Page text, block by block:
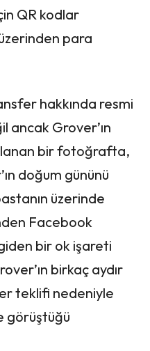
QR kodlar
para
hakkında resmi
ancak Grover’ın
bir fotoğrafta,
doğum gününü
üzerinde
Facebook
bir ok işareti
birkaç aydır
teklifi nedeniyle
görüştüğü